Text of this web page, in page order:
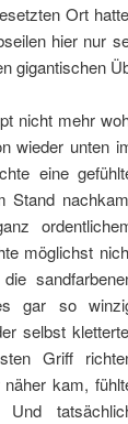
Ort
hier nur
gigantischen
nicht mehr
wieder unten
eine
Stand
möglichst
gar so
selbst
Griff
kam,